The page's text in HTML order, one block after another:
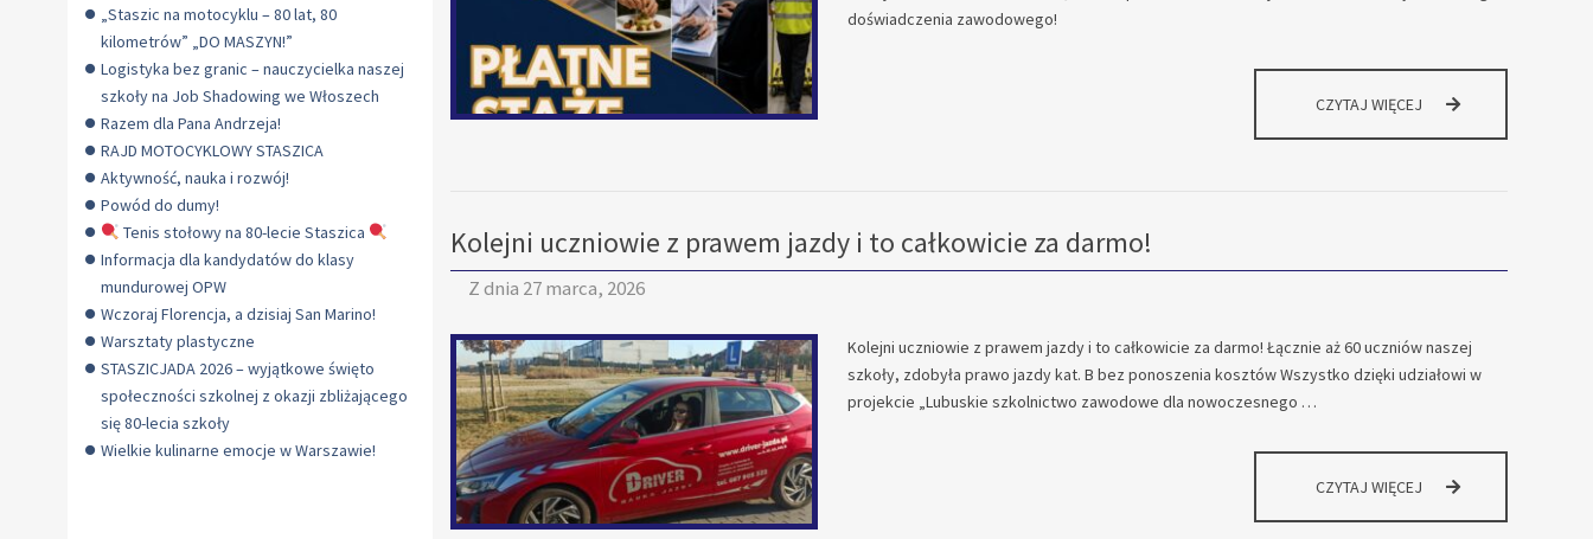
doświadczenia zawodowego!
CZYTAJ WIĘCEJ PŁATNE
Kolejni uczniowie z prawem jazdy i to całkowicie za darmo!
Z dnia 27 marca, 2026
Kolejni uczniowie z prawem jazdy i to całkowicie za darmo! Łącznie aż 60 uczniów naszej
szkoły, zdobyła prawo jazdy kat. B bez ponoszenia kosztów Wszystko dzięki udziałowi w
projekcie „Lubuskie szkolnictwo zawodowe dla nowoczesnego …
CZYTAJ WIĘCEJ KOLEJNI
„Staszic na motocyklu – 80 lat, 80
kilometrów” „DO MASZYN!”
Logistyka bez granic – nauczycielka naszej
szkoły na Job Shadowing we Włoszech
Razem dla Pana Andrzeja!
RAJD MOTOCYKLOWY STASZICA
Aktywność, nauka i rozwój!
Powód do dumy!
Tenis stołowy na 80-lecie Staszica
Informacja dla kandydatów do klasy
mundurowej OPW
Wczoraj Florencja, a dzisiaj San Marino!
Warsztaty plastyczne
STASZICJADA 2026 – wyjątkowe święto
społeczności szkolnej z okazji zbliżającego
się 80-lecia szkoły
Wielkie kulinarne emocje w Warszawie!